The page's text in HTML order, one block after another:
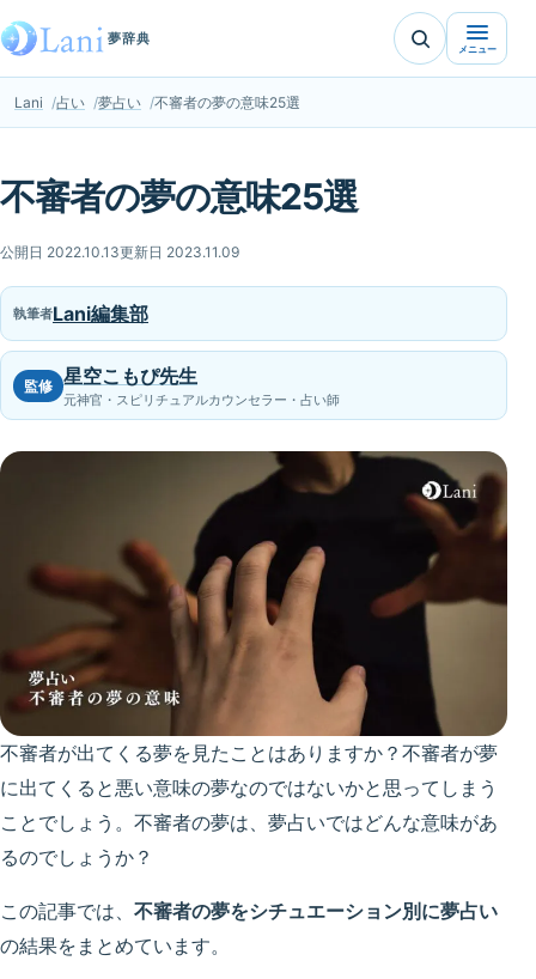
夢辞典
メニュー
Lani 占い 夢占い 不審者の夢の意味25選
不審者の夢の意味25選
公開日 2022.10.13更新日 2023.11.09
執筆者Lani編集部
監修 星空こもぴ先生
元神官・スピリチュアルカウンセラー・占い師
不審者が出てくる夢を見たことはありますか？不審者が夢
に出てくると悪い意味の夢なのではないかと思ってしまう
ことでしょう。不審者の夢は、夢占いではどんな意味があ
るのでしょうか？
この記事では、 不審者の夢をシチュエーション別に夢占い
の結果をまとめています。